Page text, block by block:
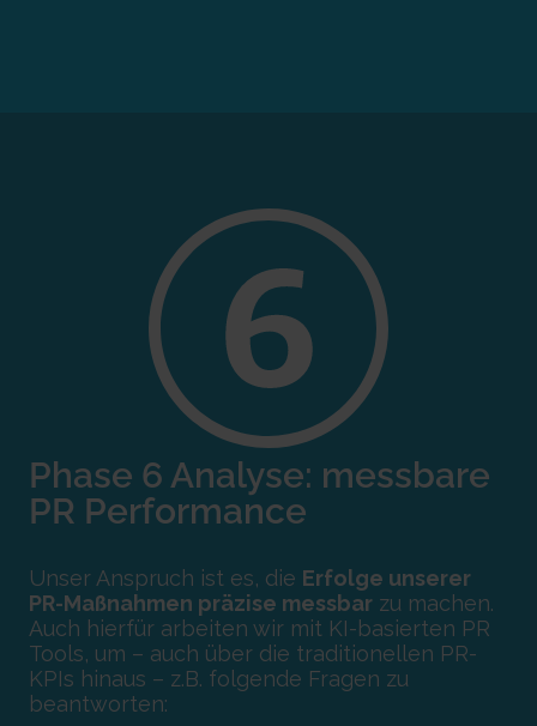
Phase 6 Analyse: messbare
PR Performance
Unser Anspruch ist es, die Erfolge unserer
PR-Maßnahmen präzise messbar zu machen.
Auch hierfür arbeiten wir mit KI-basierten PR
Tools, um – auch über die traditionellen PR-
KPIs hinaus – z.B. folgende Fragen zu
beantworten: